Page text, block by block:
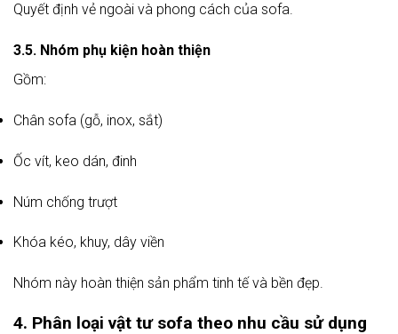
Quyết định vẻ ngoài và phong cách của sofa.
3.5. Nhóm phụ kiện hoàn thiện
Gồm:
Chân sofa (gỗ, inox, sắt)
Ốc vít, keo dán, đinh
Núm chống trượt
Khóa kéo, khuy, dây viền
Nhóm này hoàn thiện sản phẩm tinh tế và bền đẹp.
4. Phân loại vật tư sofa theo nhu cầu sử dụng